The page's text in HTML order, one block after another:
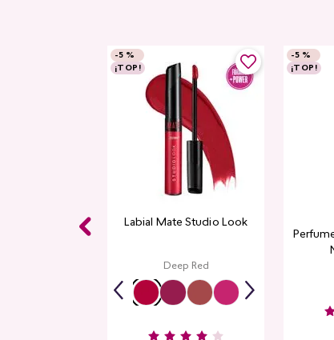
-5 %
¡TOP!
Labial Mate Studio Look
Deep Red
-5 %
¡TOP!